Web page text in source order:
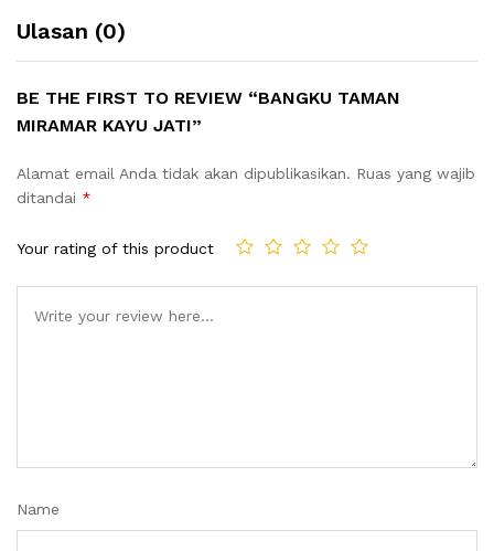
Ulasan (0)
BE THE FIRST TO REVIEW “BANGKU TAMAN
MIRAMAR KAYU JATI”
Alamat email Anda tidak akan dipublikasikan. Ruas yang wajib
ditandai *
Your rating of this product
Name